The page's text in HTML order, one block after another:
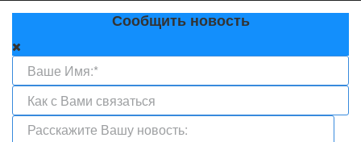
Сообщить новость